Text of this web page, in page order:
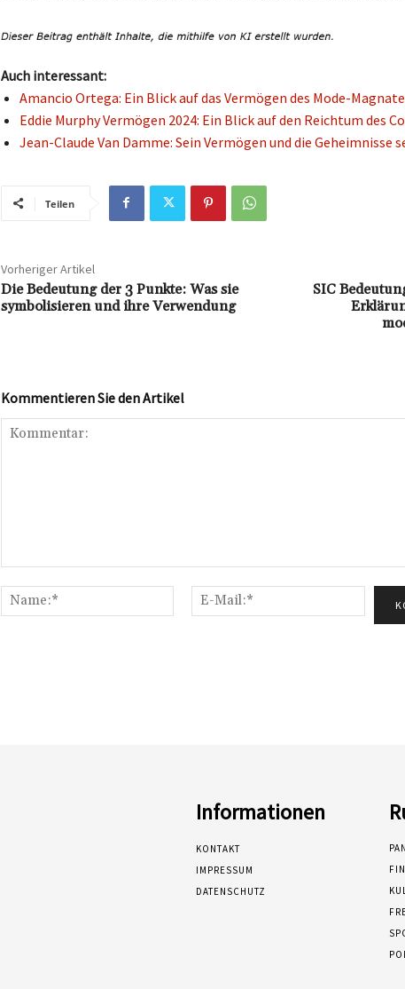
Auch interessant:
Amancio Ortega: Ein Blick auf das Vermögen des Mode-
Eddie Murphy Vermögen 2024: Ein Blick auf den Reichtum des
Jean-Claude Van Damme: Sein Vermögen und die Geheimnisse
Teilen
Vorheriger Artikel
Die Bedeutung der 3 Punkte: Was sie
symbolisieren und ihre Verwendung
SIC
Kommentieren Sie den Artikel
Name:*
Mail:*
Informationen
KONTAKT
IMPRESSUM
DATENSCHUTZ